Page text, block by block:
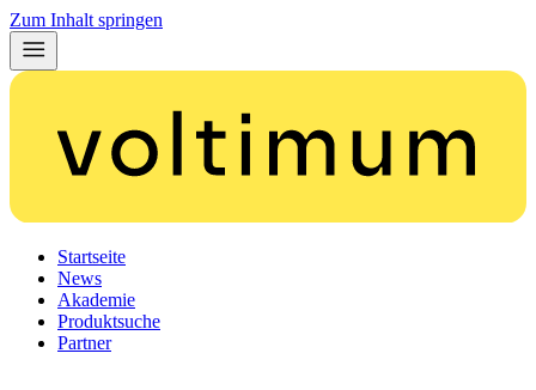
Zum Inhalt springen
Startseite
News
Akademie
Produktsuche
Partner